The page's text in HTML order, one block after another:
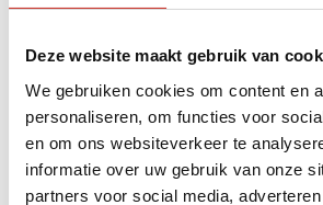
Deze website maakt gebruik van
We gebruiken cookies om content en
personaliseren, om functies voor
en om ons websiteverkeer te
informatie over uw gebruik van onze
partners voor social media,